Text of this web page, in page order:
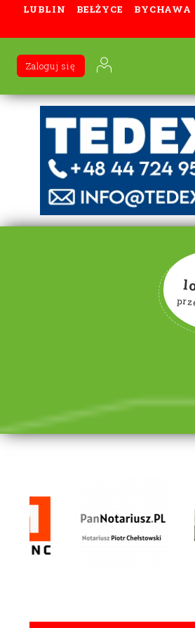
LUBLIN BEŁŻYCE BYCHAWA
Zaloguj się
lorem ipsum